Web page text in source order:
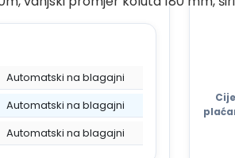
Automatski na blagajni
Automatski na blagajni
Automatski na blagajni